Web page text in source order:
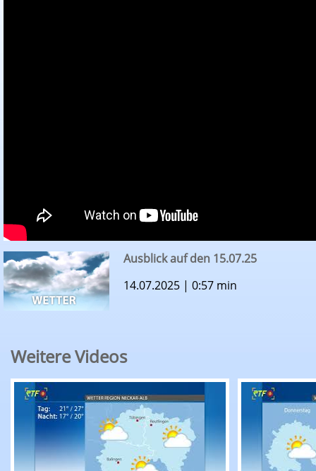
Ausblick auf den 15.07.25
14.07.2025 | 0:57 min
Weitere Videos
RTF.1-Wetter: Ausblick auf den 06.08.26RTF.1-